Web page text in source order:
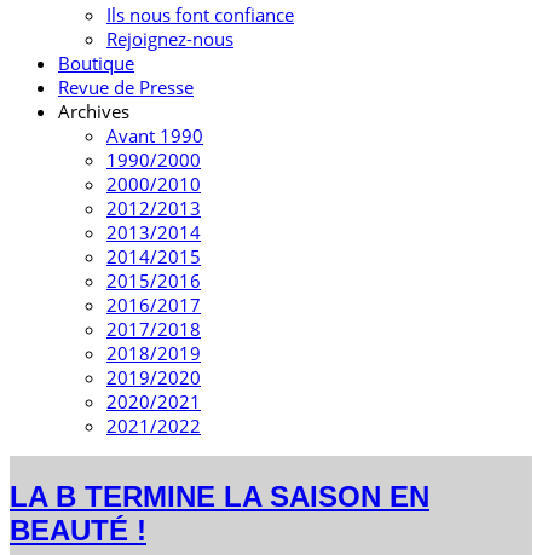
Ils nous font confiance
Rejoignez-nous
Boutique
Revue de Presse
Archives
Avant 1990
1990/2000
2000/2010
2012/2013
2013/2014
2014/2015
2015/2016
2016/2017
2017/2018
2018/2019
2019/2020
2020/2021
2021/2022
LA B TERMINE LA SAISON EN
BEAUTÉ !